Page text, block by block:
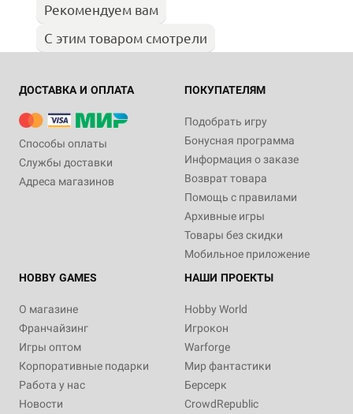
Рекомендуем вам
С этим товаром смотрели
ДОСТАВКА И ОПЛАТА
Способы оплаты
Службы доставки
Адреса магазинов
ПОКУПАТЕЛЯМ
Подобрать игру
Бонусная программа
Информация о заказе
Возврат товара
Помощь с правилами
Архивные игры
Товары без скидки
Мобильное приложение
HOBBY GAMES
О магазине
Франчайзинг
Игры оптом
Корпоративные подарки
Работа у нас
Новости
НАШИ ПРОЕКТЫ
Hobby World
Игрокон
Warforge
Мир фантастики
Берсерк
CrowdRepublic